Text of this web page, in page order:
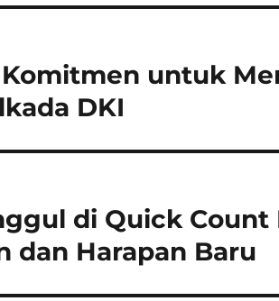
untuk
DKI
di Quick
dan Harapan Baru